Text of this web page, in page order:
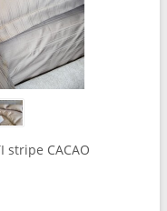
stripe CACAO